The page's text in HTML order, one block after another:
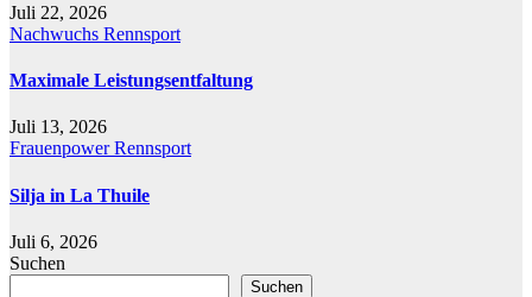
Juli 22, 2026
Nachwuchs Rennsport
Maximale Leistungsentfaltung
Juli 13, 2026
FrauenpowerRennsport
Silja in La Thuile
Juli 6, 2026
Suchen
Suchen